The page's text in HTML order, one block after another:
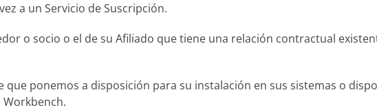
a un Servicio de Suscripción.
o socio o el de su Afiliado que tiene una relación contractual
que ponemos a disposición para su instalación en sus sistemas o